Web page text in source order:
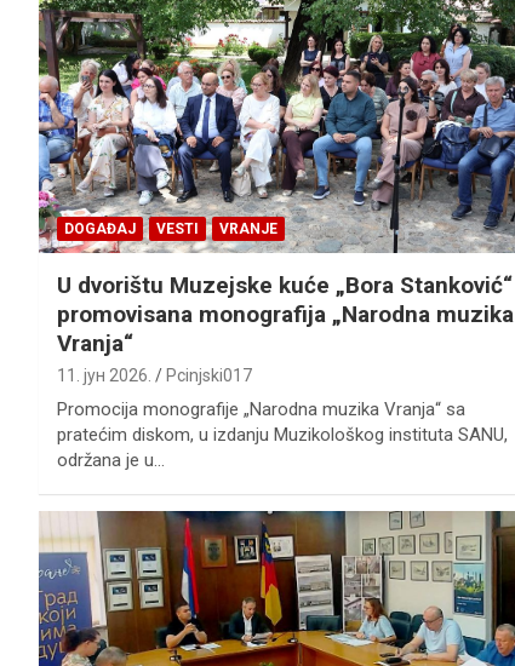
DOGAĐAJ VESTI VRANJE
U dvorištu Muzejske kuće „Bora Stanković“
promovisana monografija „Narodna muzika
Vranja“
11. јун 2026. Pcinjski017
Promocija monografije „Narodna muzika Vranja“ sa
pratećim diskom, u izdanju Muzikološkog instituta SANU,
održana je u…